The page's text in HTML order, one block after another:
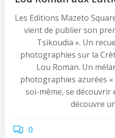
Les Editions Mazeto
vient de publier son
Tsikoudia ». Un
photographies sur la
Lou Roman. Un
photographies azurées
soi-même, se découvrir
découvre
0